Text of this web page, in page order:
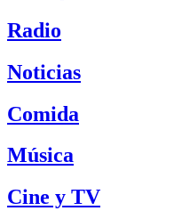
Radio
Noticias
Comida
Música
Cine y TV